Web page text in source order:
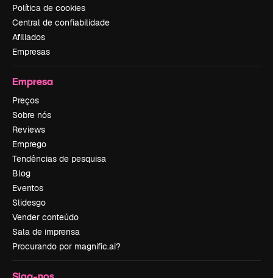
Política de cookies
Central de confiabilidade
Afiliados
Empresas
Empresa
Preços
Sobre nós
Reviews
Emprego
Tendências de pesquisa
Blog
Eventos
Slidesgo
Vender conteúdo
Sala de imprensa
Procurando por magnific.ai?